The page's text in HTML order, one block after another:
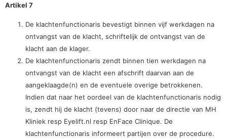
Artikel 7
De klachtenfunctionaris bevestigt binnen vijf werkdagen na
ontvangst van de klacht, schriftelijk de ontvangst van de
klacht aan de klager.
De klachtenfunctionaris zendt binnen tien werkdagen na
ontvangst van de klacht een afschrift daarvan aan de
aangeklaagde(n) en de eventuele overige betrokkenen.
Indien dat naar het oordeel van de klachtenfunctionaris nodig
is, zendt hij de klacht (tevens) door naar de directie van MH
Kliniek resp Eyelift.nl resp EnFace Clinique. De
klachtenfunctionaris informeert partijen over de procedure.